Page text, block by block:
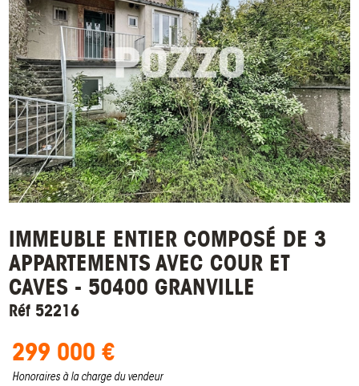
IMMEUBLE ENTIER COMPOSÉ DE 3
APPARTEMENTS AVEC COUR ET
CAVES - 50400 GRANVILLE
Réf 52216
299 000 €
Honoraires à la charge du vendeur